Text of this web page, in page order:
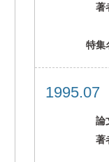
著
特集
論
著